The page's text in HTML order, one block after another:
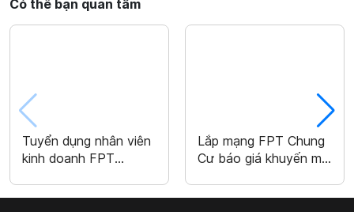
Có thể bạn quan tâm
Tuyển dụng nhân viên
kinh doanh FPT
Lắp mạng FPT Chung
Cư báo giá khuyến mãi